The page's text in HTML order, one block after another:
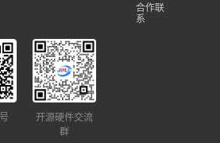
合作联
系
开源硬件交流
群